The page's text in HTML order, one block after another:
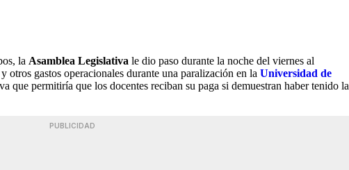
la Asamblea Legislativa le dio paso durante la noche del viernes al
otros gastos operacionales durante una paralización en laUniversidad de
que permitiría que los docentes reciban su paga si demuestran haber tenido la
PUBLICIDAD